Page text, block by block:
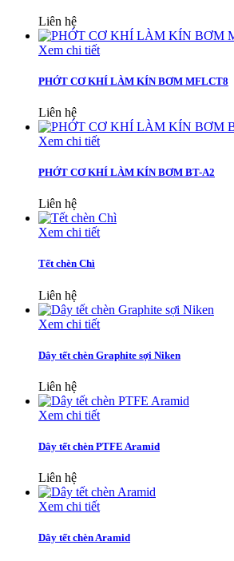
Liên hệ
Xem chi tiết
PHỚT CƠ KHÍ LÀM KÍN BƠM MFLCT8
Liên hệ
Xem chi tiết
PHỚT CƠ KHÍ LÀM KÍN BƠM BT-A2
Liên hệ
Xem chi tiết
Tết chèn Chì
Liên hệ
Xem chi tiết
Dây tết chèn Graphite sợi Niken
Liên hệ
Xem chi tiết
Dây tết chèn PTFE Aramid
Liên hệ
Xem chi tiết
Dây tết chèn Aramid